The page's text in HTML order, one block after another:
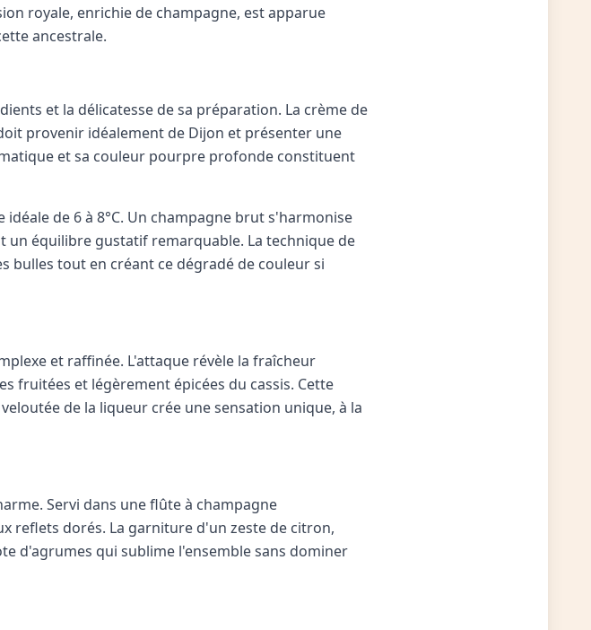
royale, enrichie de champagne, est apparue
ancestrale.
et la délicatesse de sa préparation. La crème de
provenir idéalement de Dijon et présenter une
et sa couleur pourpre profonde constituent
de 6 à 8°C. Un champagne brut s'harmonise
un équilibre gustatif remarquable. La technique de
bulles tout en créant ce dégradé de couleur si
et raffinée. L'attaque révèle la fraîcheur
fruitées et légèrement épicées du cassis. Cette
de la liqueur crée une sensation unique, à la
Servi dans une flûte à champagne
reflets dorés. La garniture d'un zeste de citron,
d'agrumes qui sublime l'ensemble sans dominer